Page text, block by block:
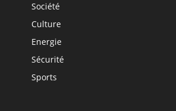
Société
Culture
Energie
Sécurité
Sports